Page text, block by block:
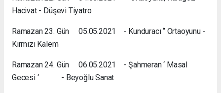
Hacivat - Düşevi Tiyatro
Ramazan 23. Gün 05.05.2021 - Kunduracı ‘’ Ortaoyunu -
Kırmızı Kalem
Ramazan 24. Gün 06.05.2021 - Şahmeran ‘ Masal
Gecesi ‘ - Beyoğlu Sanat